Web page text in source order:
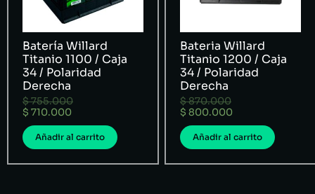
Batería Willard
Titanio 1100 / Caja
34 / Polaridad
Derecha
$755.000
$ 710.000
Añadir al carrito
Bateria Willard
Titanio 1200 / Caja
34 / Polaridad
Derecha
$870.000
$ 800.000
Añadir al carrito